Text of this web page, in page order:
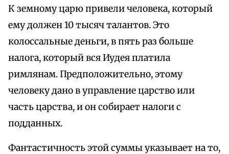
К земному царю привели человека, который
ему должен 10 тысяч талантов. Это
колоссальные деньги, в пять раз больше
налога, который вся Иудея платила
римлянам. Предположительно, этому
человеку дано в управление царство или
часть царства, и он собирает налоги с
подданных.
Фантастичность этой суммы указывает на то,